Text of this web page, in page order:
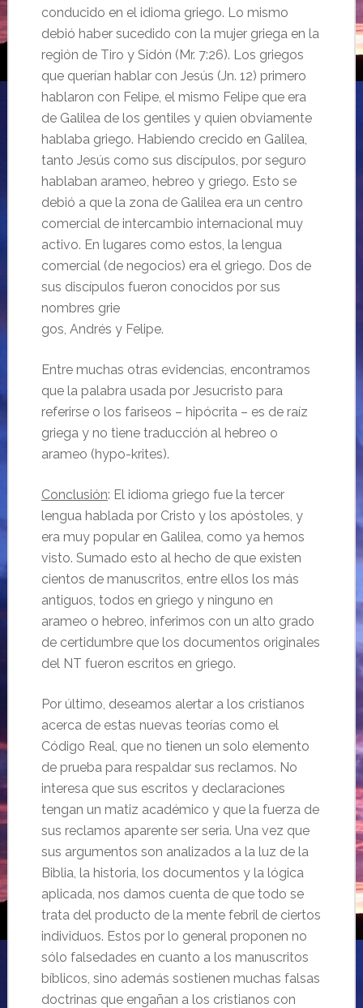
conducido en el idioma griego. Lo mismo
debió haber sucedido con la mujer griega en la
región de Tiro y Sidón (Mr. 7:26). Los griegos
que querían hablar con Jesús (Jn. 12) primero
hablaron con Felipe, el mismo Felipe que era
de Galilea de los gentiles y quien obviamente
hablaba griego. Habiendo crecido en Galilea,
tanto Jesús como sus discípulos, por seguro
hablaban arameo, hebreo y griego. Esto se
debió a que la zona de Galilea era un centro
comercial de intercambio internacional muy
activo. En lugares como estos, la lengua
comercial (de negocios) era el griego. Dos de
sus discípulos fueron conocidos por sus
nombres grie
gos, Andrés y Felipe.
Entre muchas otras evidencias, encontramos
que la palabra usada por Jesucristo para
referirse o los fariseos – hipócrita – es de raíz
griega y no tiene traducción al hebreo o
arameo (hypo-krites).
Conclusión: El idioma griego fue la tercer
lengua hablada por Cristo y los apóstoles, y
era muy popular en Galilea, como ya hemos
visto. Sumado esto al hecho de que existen
cientos de manuscritos, entre ellos los más
antiguos, todos en griego y ninguno en
arameo o hebreo, inferimos con un alto grado
de certidumbre que los documentos originales
del NT fueron escritos en griego.
Por último, deseamos alertar a los cristianos
acerca de estas nuevas teorías como el
Código Real, que no tienen un solo elemento
de prueba para respaldar sus reclamos. No
interesa que sus escritos y declaraciones
tengan un matiz académico y que la fuerza de
sus reclamos aparente ser seria. Una vez que
sus argumentos son analizados a la luz de la
Biblia, la historia, los documentos y la lógica
aplicada, nos damos cuenta de que todo se
trata del producto de la mente febril de ciertos
individuos. Estos por lo general proponen no
sólo falsedades en cuanto a los manuscritos
bíblicos, sino además sostienen muchas falsas
doctrinas que engañan a los cristianos con